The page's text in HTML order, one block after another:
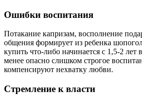
Ошибки воспитания
Потакание капризам, восполнение
общения формирует из ребенка
купить что-либо начинается с 1,5-2 лет
менее опасно слишком строгое
компенсируют нехватку любви.
Стремление к власти